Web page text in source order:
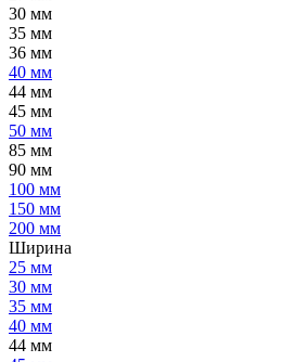
30 мм
35 мм
36 мм
40 мм
44 мм
45 мм
50 мм
85 мм
90 мм
100 мм
150 мм
200 мм
Ширина
25 мм
30 мм
35 мм
40 мм
44 мм